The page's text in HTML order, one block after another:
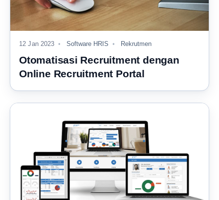
12 Jan 2023 Software HRIS Rekrutmen
Otomatisasi Recruitment dengan
Online Recruitment Portal